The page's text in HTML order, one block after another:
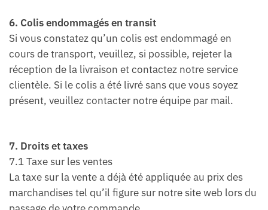
6. Colis endommagés en transit
Si vous constatez qu’un colis est endommagé en
cours de transport, veuillez, si possible, rejeter la
réception de la livraison et contactez notre service
clientèle. Si le colis a été livré sans que vous soyez
présent, veuillez contacter notre équipe par mail.
7. Droits et taxes
7.1 Taxe sur les ventes
La taxe sur la vente a déjà été appliquée au prix des
marchandises tel qu’il figure sur notre site web lors du